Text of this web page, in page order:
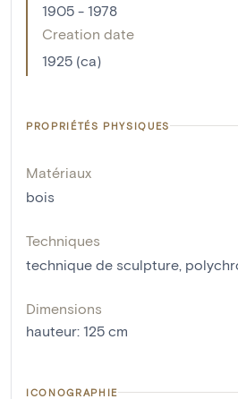
1905 - 1978
Creation date
1925 (ca)
PROPRIÉTÉS PHYSIQUES
Matériaux
bois
Techniques
technique de sculpture
Dimensions
hauteur: 125 cm
ICONOGRAPHIE